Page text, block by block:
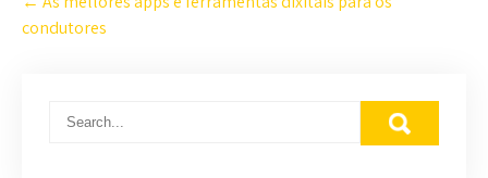
nas
Publicacións
condutores